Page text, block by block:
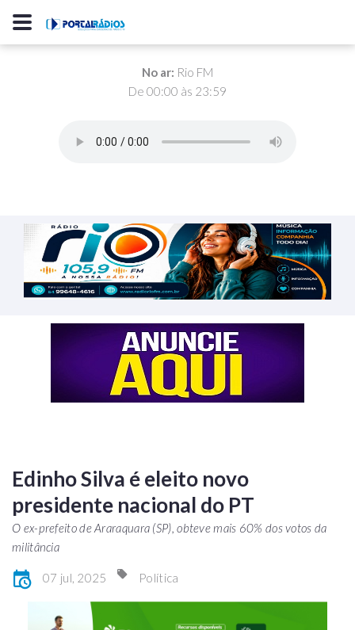
No ar: Rio FM
De 00:00 às 23:59
Edinho Silva é eleito novo
presidente nacional do PT
O ex-prefeito de Araraquara (SP), obteve mais 60% dos votos da
militância
07 jul, 2025 Política